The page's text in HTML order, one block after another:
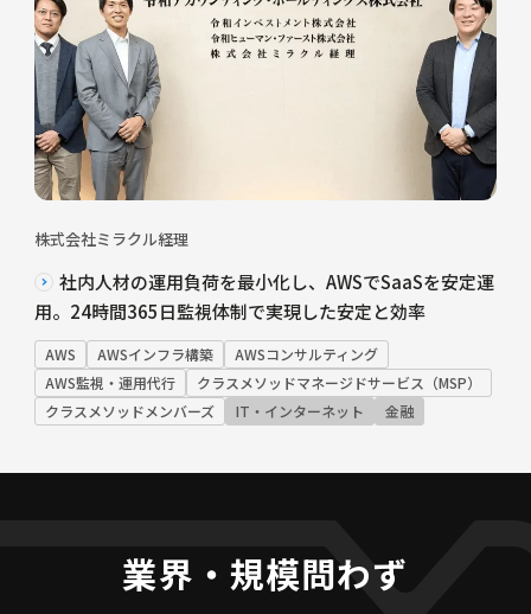
株式会社ミラクル経理
社内人材の運用負荷を最小化し、AWSでSaaSを安定運
用。24時間365日監視体制で実現した安定と効率
AWS AWSインフラ構築
AWSコンサルティング
AWS監視・運用代行
クラスメソッドマネージドサービス（MSP）
クラスメソッドメンバーズ
IT・インターネット 金融
業界・規模問わず